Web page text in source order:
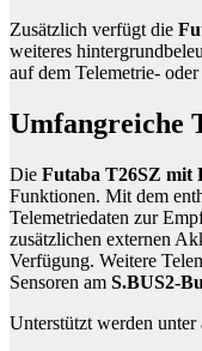
Zusätzlich verfügt die
weiteres
auf dem Telemetrie-
Umfangreiche
Die Futaba T26SZ mit
Funktionen. Mit dem
Telemetriedaten zur
zusätzlichen externen
Verfügung. Weitere
Sensoren am S.BUS2-
Unterstützt werden unter